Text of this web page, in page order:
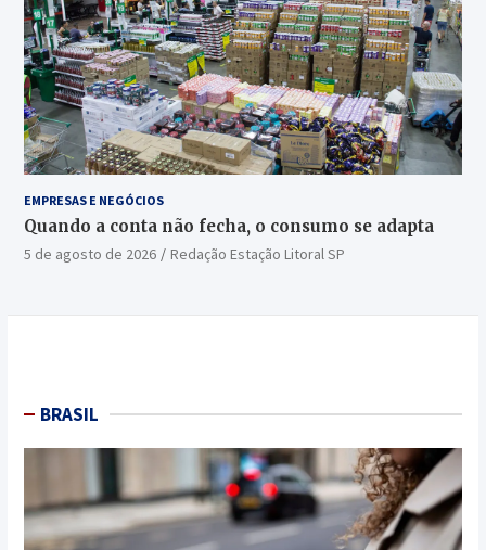
EMPRESAS E NEGÓCIOS
Quando a conta não fecha, o consumo se adapta
5 de agosto de 2026 Redação Estação Litoral SP
BRASIL